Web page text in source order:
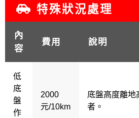
特殊狀況處理
內
容
費用 說明
低
底
盤
作
2000
元/10km
底盤高度離地
者。